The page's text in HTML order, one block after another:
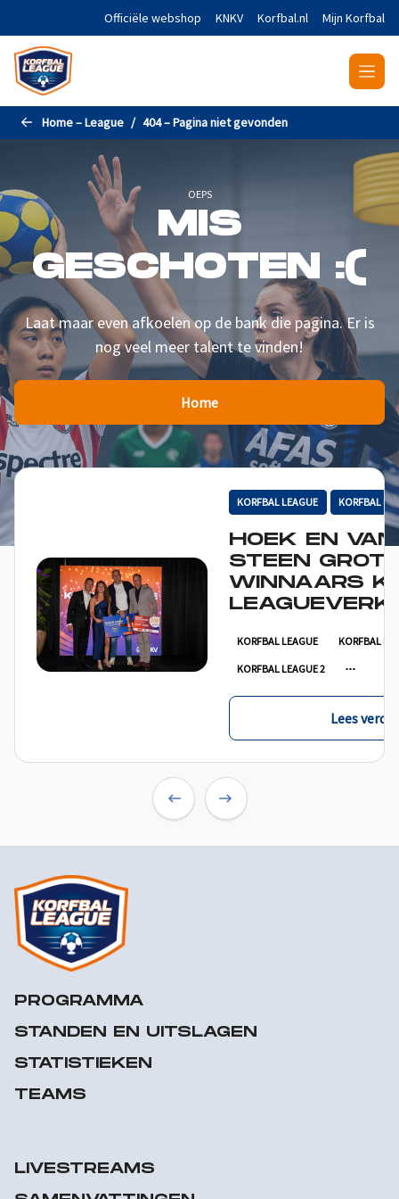
Naar de hoofdinhoud gaanOfficiële webshop KNKV Korfbal.nl Mijn Korfbal
Home – League 404 – Pagina niet gevonden
OEPS
MIS
GESCHOTEN :(
Laat maar even afkoelen op de bank die pagina. Er is
nog veel meer talent te vinden!
Home
KORFBAL LEAGUE KORFBAL
HOEK EN VAN
STEEN
WINNAARS
KORFBAL LEAGUE KORFBAL
KORFBAL LEAGUE 2
Lees verder
PROGRAMMA
STANDEN EN UITSLAGEN
STATISTIEKEN
TEAMS
LIVESTREAMS